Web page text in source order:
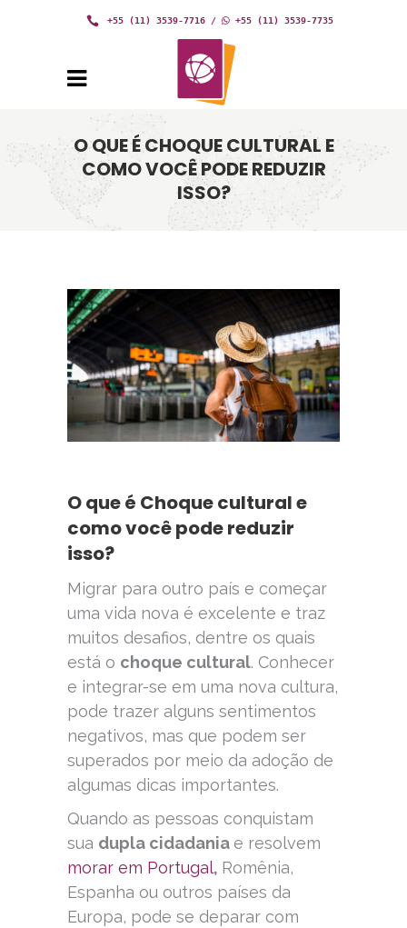
+55 (11) 3539-7716 / +55 (11) 3539-7735
O QUE É CHOQUE CULTURAL E
COMO VOCÊ PODE REDUZIR
ISSO?
O que é Choque cultural e
como você pode reduzir
isso?
Migrar para outro país e começar
uma vida nova é excelente e traz
muitos desafios, dentre os quais
está o choque cultural. Conhecer
e integrar-se em uma nova cultura,
pode trazer alguns sentimentos
negativos, mas que podem ser
superados por meio da adoção de
algumas dicas importantes.
Quando as pessoas conquistam
sua dupla cidadania e resolvem
morar em Portugal, Romênia,
Espanha ou outros países da
Europa, pode se deparar com